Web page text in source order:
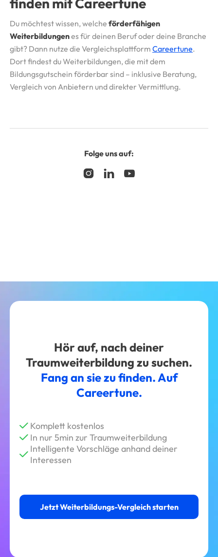
Du möchtest wissen, welche förderfähigen
Weiterbildungenes für deinen Beruf oder deine Branche
gibt? Dann nutze die Vergleichsplattform Careertune.
Dort findest du Weiterbildungen, die mit dem
Bildungsgutschein förderbar sind – inklusive Beratung,
Vergleich von Anbietern und direkter Vermittlung.
Folge uns auf:
  
Hör auf, nach deiner
Traumweiterbildung zu suchen.
Fang an sie zu finden. Auf
Careertune.
Komplett kostenlos
In nur 5min zur Traumweiterbildung
Intelligente Vorschläge anhand deiner
Interessen
Jetzt Weiterbildungs-Vergleich starten